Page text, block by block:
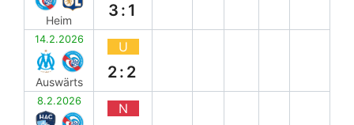
Heim
3:1
14.2.2026
Auswärts
U
2:2
8.2.2026 N